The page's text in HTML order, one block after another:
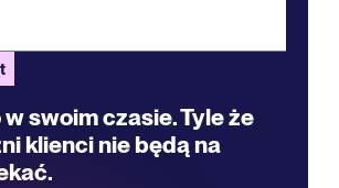
swoim czasie. Tyle że
klienci nie będą na